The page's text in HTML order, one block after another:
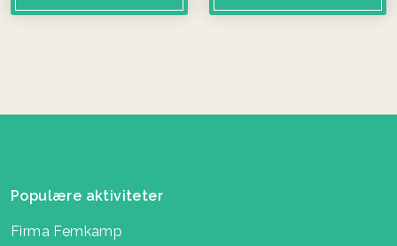
Populære aktiviteter
Firma Femkamp